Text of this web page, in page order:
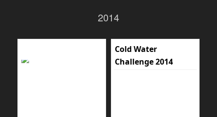
2014
Cold Water
Challenge 2014